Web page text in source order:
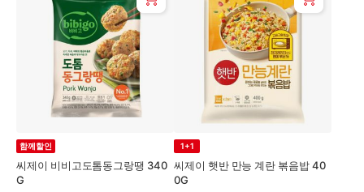
씨제이 비비고도톰동그랑땡 340
G
함께할인
씨제이 햇반 만능 계란 볶음밥 40
0G
1+1